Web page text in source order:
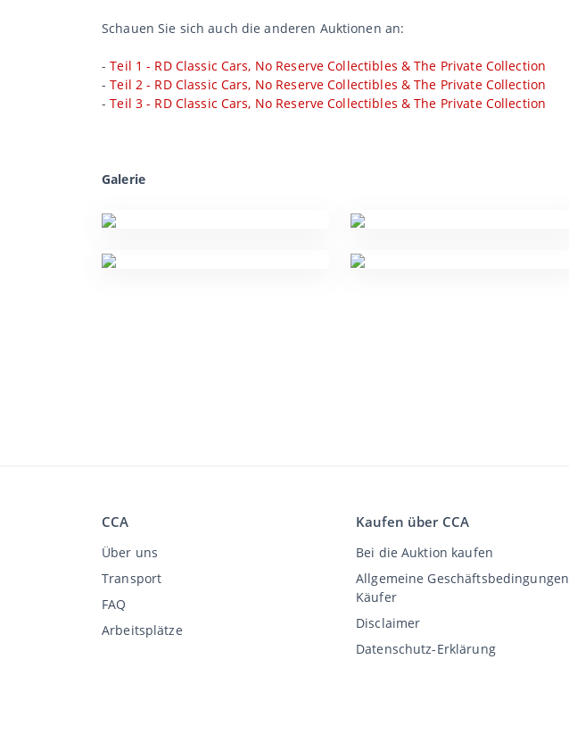
Schauen Sie sich auch die anderen Auktionen an:
-Teil 1 - RD Classic Cars, No Reserve Collectibles & The Private Collection
-Teil 2 - RD Classic Cars, No Reserve Collectibles & The Private Collection
-Teil 3 - RD Classic Cars, No Reserve Collectibles & The Private Collection
Galerie
CCA
Über uns
Transport
FAQ
Arbeitsplätze
Kaufen über CCA
Bei die Auktion kaufen
Allgemeine Geschäftsbedingungen
Käufer
Disclaimer
Datenschutz-Erklärung